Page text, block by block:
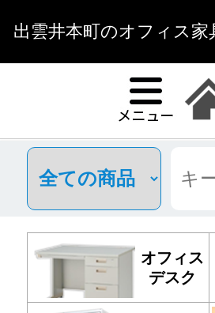
出雲井本町のオフィス
オフィス
デスク